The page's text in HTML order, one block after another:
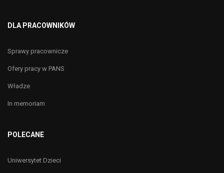
DLA PRACOWNIKÓW
Sprawy pracownicze
Ofery pracy w PANS
Władze
In memoriam
POLECANE
Uniwersytet Dzieci